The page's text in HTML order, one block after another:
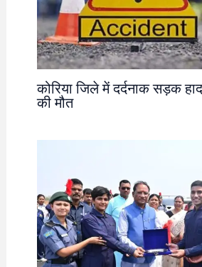
कोरिया जिले में दर्दनाक सड़क
की मौत